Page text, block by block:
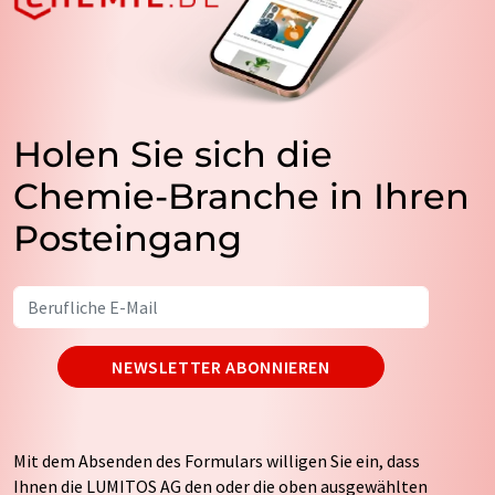
Holen Sie sich die
Chemie-Branche in Ihren
Posteingang
NEWSLETTER ABONNIEREN
Mit dem Absenden des Formulars willigen Sie ein, dass
Ihnen die LUMITOS AG den oder die oben ausgewählten